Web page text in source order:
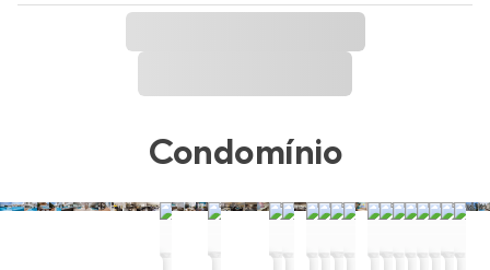
Condomínio